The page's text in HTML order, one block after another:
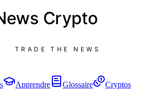
Crypto
TRADE THE NEWS
Apprendre Glossaire
Cryptos